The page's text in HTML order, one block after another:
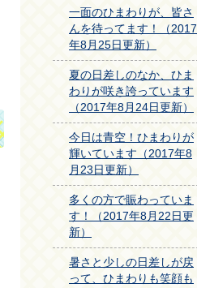
一面のひまわりが、皆さ
んを待ってます！（2017
年8月25日更新）
夏の日差しのなか、ひま
わりが咲き誇っています
（2017年8月24日更新）
今日は青空！ひまわりが
輝いています（2017年8
月23日更新）
多くの方で賑わっていま
す！（2017年8月22日更
新）
暑さと少しの日差しが戻
って、ひまわりも笑顔も